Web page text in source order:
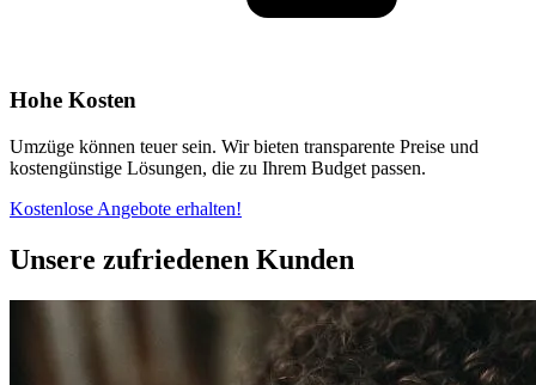
Hohe Kosten
Umzüge können teuer sein. Wir bieten transparente Preise und
kostengünstige Lösungen, die zu Ihrem Budget passen.
Kostenlose Angebote erhalten!
Unsere zufriedenen Kunden